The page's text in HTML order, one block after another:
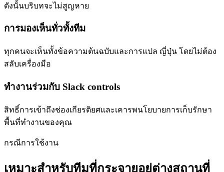
ดังนั้นบริบทจะไม่สูญหาย
การมองเห็นทั่วทั้งทีม
ทุกคนจะเห็นทั้งข้อความต้นฉบับและการแปล ญี่ปุ่น โดยไม่ต้อง
สลับเครื่องมือ
ทำงานร่วมกับ Slack controls
สิทธิ์การเข้าถึงช่องเกียรติยศและเคารพนโยบายการเก็บรักษา
พื้นที่ทำงานของคุณ
กรณีการใช้งาน
เหมาะสำหรับทีมที่กระจายอยู่ต่างสถานที่